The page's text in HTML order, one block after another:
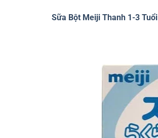
Sữa Bột Meiji Thanh 1-3 Tuổi